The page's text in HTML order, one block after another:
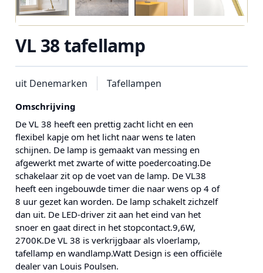
VL 38 tafellamp
uit Denemarken Tafellampen
Omschrijving
De VL 38 heeft een prettig zacht licht en een
flexibel kapje om het licht naar wens te laten
schijnen. De lamp is gemaakt van messing en
afgewerkt met zwarte of witte poedercoating.De
schakelaar zit op de voet van de lamp. De VL38
heeft een ingebouwde timer die naar wens op 4 of
8 uur gezet kan worden. De lamp schakelt zichzelf
dan uit. De LED-driver zit aan het eind van het
snoer en gaat direct in het stopcontact.9,6W,
2700K.De VL 38 is verkrijgbaar als vloerlamp,
tafellamp en wandlamp.Watt Design is een officiële
dealer van Louis Poulsen.